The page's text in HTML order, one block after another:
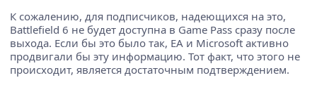
К сожалению, для подписчиков, надеющихся на это,
Battlefield 6 не будет доступна в Game Pass сразу после
выхода. Если бы это было так, EA и Microsoft активно
продвигали бы эту информацию. Тот факт, что этого не
происходит, является достаточным подтверждением.